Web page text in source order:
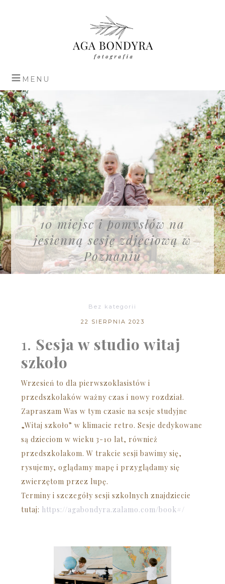
10 miejsc i pomysłów na
jesienną sesję zdjęciową w
Poznaniu
Bez kategorii
22 SIERPNIA 2023
1. Sesja w studio witaj
szkoło
Wrzesień to dla pierwszoklasistów i
przedszkolaków ważny czas i nowy rozdział.
Zapraszam Was w tym czasie na sesje studyjne
„Witaj szkoło” w klimacie retro. Sesje dedykowane
są dzieciom w wieku 3-10 lat, również
przedszkolakom. W trakcie sesji bawimy się,
rysujemy, oglądamy mapę i przyglądamy się
zwierzętom przez lupę.
Terminy i szczegóły sesji szkolnych znajdziecie
tutaj: https://agabondyra.zalamo.com/book#/